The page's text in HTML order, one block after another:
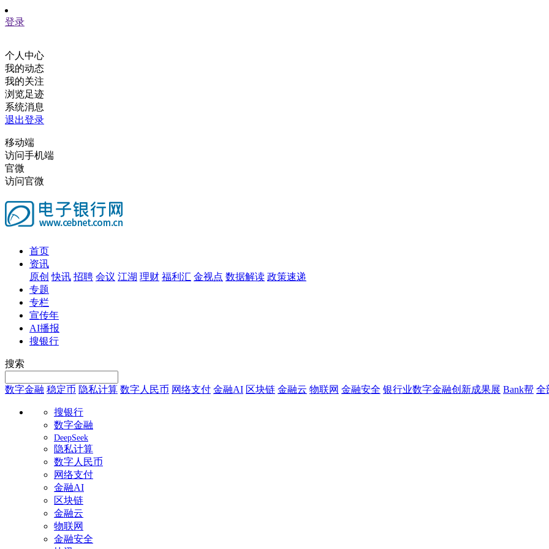
登录
个人中心
我的动态
我的关注
浏览足迹
系统消息
退出登录
移动端
访问手机端
官微
访问官微
首页
资讯
原创 快讯 招聘 会议 江湖 理财 福利汇 金视点 数据解读 政策速递
专题
专栏
宣传年
AI播报
搜银行
搜索
数字金融 稳定币 隐私计算 数字人民币 网络支付 金融AI 区块链 金融云 物联网 金融安全 银行业数字金融创新成果展 Bank帮 全
搜银行
数字金融
DeepSeek
隐私计算
数字人民币
网络支付
金融AI
区块链
金融云
物联网
金融安全